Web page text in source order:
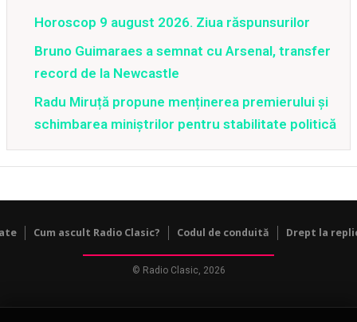
Horoscop 9 august 2026. Ziua răspunsurilor
Bruno Guimaraes a semnat cu Arsenal, transfer
record de la Newcastle
Radu Miruță propune menținerea premierului și
schimbarea miniștrilor pentru stabilitate politică
Cum ascult Radio Clasic? Codul de conduită Drept la
© Radio Clasic, 2026